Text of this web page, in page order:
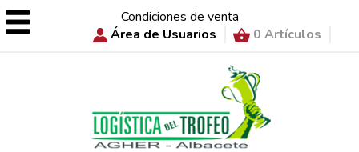
Condiciones de venta
Área de Usuarios
0 Artículos